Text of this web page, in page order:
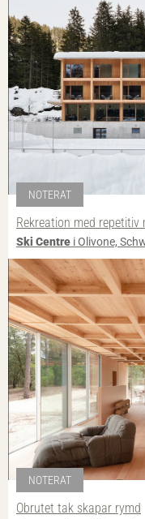
NOTERAT
Rekreation med repetitiv
Ski Centre i Olivone,
NOTERAT
Obrutet tak skapar rymd